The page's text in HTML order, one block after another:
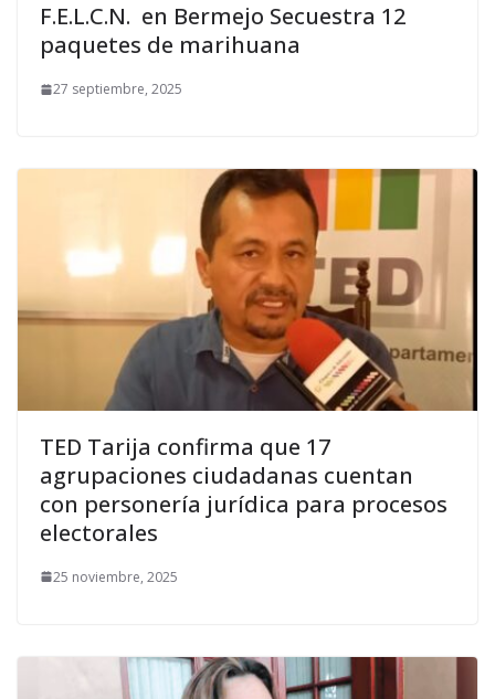
F.E.L.C.N. en Bermejo Secuestra 12
paquetes de marihuana
27 septiembre, 2025
TED Tarija confirma que 17
agrupaciones ciudadanas cuentan
con personería jurídica para procesos
electorales
25 noviembre, 2025